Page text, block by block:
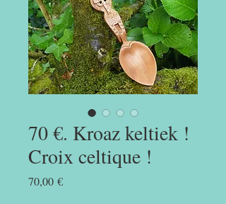
70 €. Kroaz keltiek !
Croix celtique !
70,00 €Prix